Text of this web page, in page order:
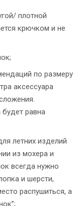
плотной
крючком и не
по размеру
аксессуара
будет равна
летних изделий
из мохера и
всегда нужно
и шерсти,
распушиться, а